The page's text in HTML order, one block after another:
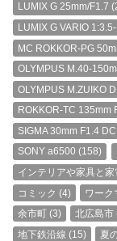
LUMIX G 25mm/F1.7
LUMIX G VARIO
MC ROKKOR-PG
OLYMPUS M.40-
OLYMPUS M.ZUIKO
ROKKOR-TC 135mm
SIGMA 30mm F1.4
SONY a6500 (158)
インテリアや家具と家
コミック (4) ワーク
余市町(3) 北広島市
地下鉄沿線 (15) 夏